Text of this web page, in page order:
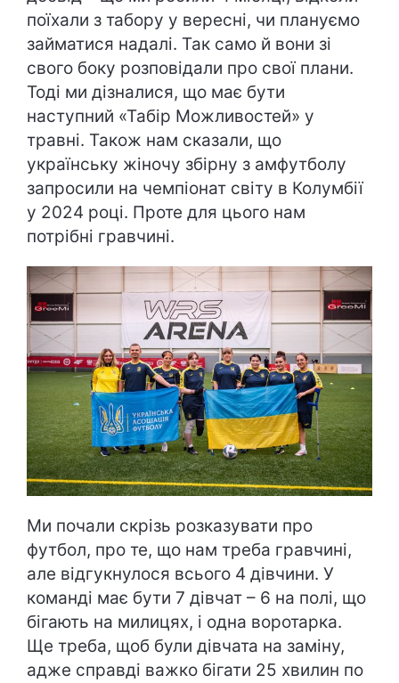
поїхали з табору у вересні, чи плануємо
займатися надалі. Так само й вони зі
свого боку розповідали про свої плани.
Тоді ми дізналися, що має бути
наступний «Табір Можливостей» у
травні. Також нам сказали, що
українську жіночу збірну з амфутболу
запросили на чемпіонат світу в Колумбії
у 2024 році. Проте для цього нам
потрібні гравчині.
Ми почали скрізь розказувати про
футбол, про те, що нам треба гравчині,
але відгукнулося всього 4 дівчини. У
команді має бути 7 дівчат – 6 на полі, що
бігають на милицях, і одна воротарка.
Ще треба, щоб були дівчата на заміну,
адже справді важко бігати 25 хвилин по